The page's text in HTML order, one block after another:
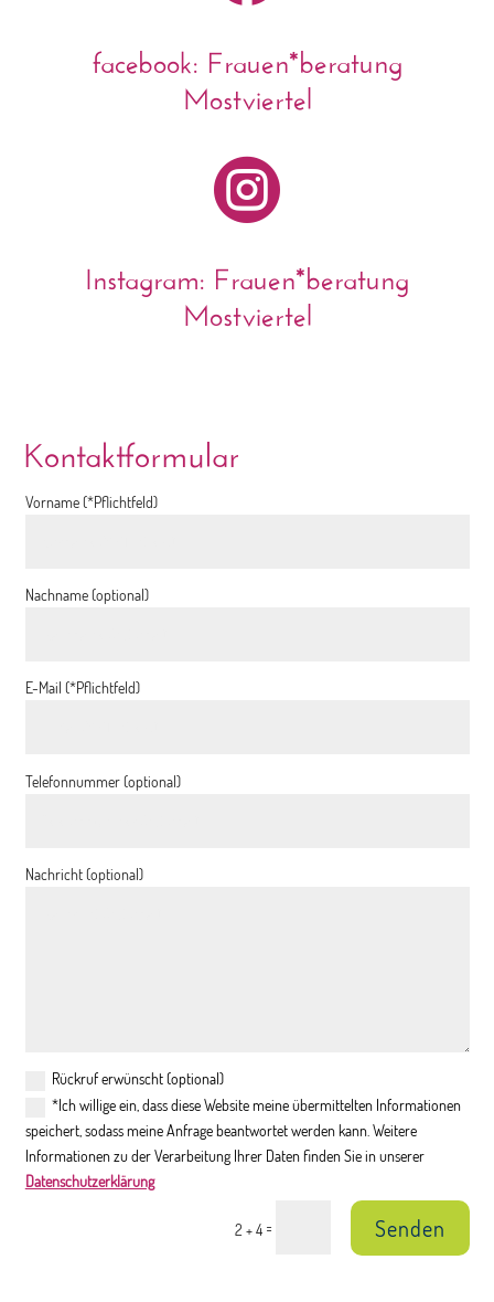
facebook: Frauen*beratung
Mostviertel

Instagram: Frauen*beratung
Mostviertel
Kontaktformular
Vorname (*Pflichtfeld)
Nachname (optional)
E-Mail (*Pflichtfeld)
Telefonnummer (optional)
Nachricht (optional)
Rückruf erwünscht (optional)
*Ich willige ein, dass diese Website meine übermittelten Informationen
speichert, sodass meine Anfrage beantwortet werden kann. Weitere
Informationen zu der Verarbeitung Ihrer Daten finden Sie in unserer
Datenschutzerklärung
2 + 4 = Senden